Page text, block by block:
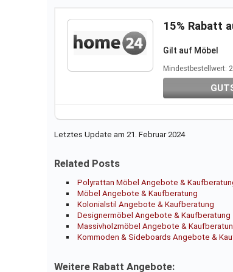
15% Rabatt
Gilt auf Möbel
Mindestbestellwert:
Letztes Update am 21. Februar 2024
Related Posts
Polyrattan Möbel Angebote &
Möbel Angebote & Kaufberatung
Kolonialstil Angebote & Kaufberatung
Designermöbel Angebote & Kaufberatung
Massivholzmöbel Angebote &
Kommoden & Sideboards Angebote &
Weitere Rabatt Angebote: